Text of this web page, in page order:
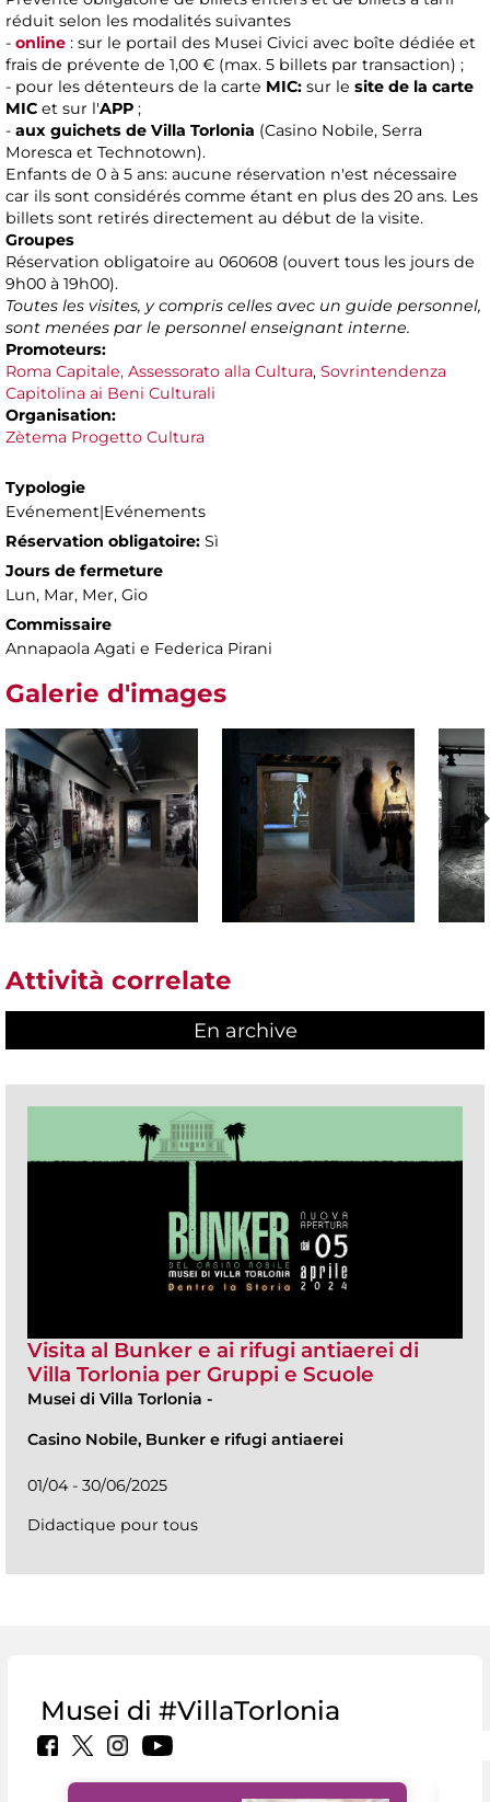
réduit selon les modalités suivantes
- online : sur le portail des Musei Civici avec boîte dédiée et
frais de prévente de 1,00 € (max. 5 billets par transaction) ;
- pour les détenteurs de la carte MIC: sur le site de la carte
MIC et sur l'APP ;
- aux guichets de Villa Torlonia (Casino Nobile, Serra
Moresca et Technotown).
Enfants de 0 à 5 ans: aucune réservation n'est nécessaire
car ils sont considérés comme étant en plus des 20 ans. Les
billets sont retirés directement au début de la visite.
Groupes
Réservation obligatoire au 060608 (ouvert tous les jours de
9h00 à 19h00).
Toutes les visites, y compris celles avec un guide personnel,
sont menées par le personnel enseignant interne.
Promoteurs:
Roma Capitale, Assessorato alla Cultura, Sovrintendenza
Capitolina ai Beni Culturali
Organisation:
Zètema Progetto Cultura
Typologie
Evénement|Evénements
Réservation obligatoire: Sì
Jours de fermeture
Lun, Mar, Mer, Gio
Commissaire
Annapaola Agati e Federica Pirani
Galerie d'images
Attività correlate
En archive
Visita al Bunker e ai rifugi antiaerei di
Villa Torlonia per Gruppi e Scuole
Musei di Villa Torlonia -
Casino Nobile, Bunker e rifugi antiaerei
01/04 - 30/06/2025
Didactique pour tous
Musei di #VillaTorlonia